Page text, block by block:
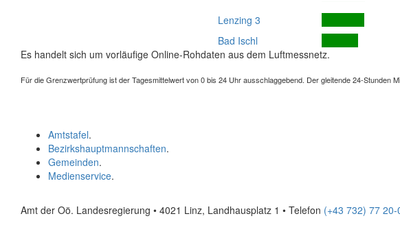
Lenzing 3
Bad Ischl
Es handelt sich um vorläufige Online-Rohdaten aus dem Luftmessnetz.
Für die Grenzwertprüfung ist der Tagesmittelwert von 0 bis 24 Uhr ausschlaggebend. Der gleitende 24-Stunden
Amtstafel.
Bezirkshauptmannschaften.
Gemeinden.
Medienservice.
Amt der Oö. Landesregierung • 4021 Linz, Landhausplatz 1 • Telefon (+43 732) 77 20-